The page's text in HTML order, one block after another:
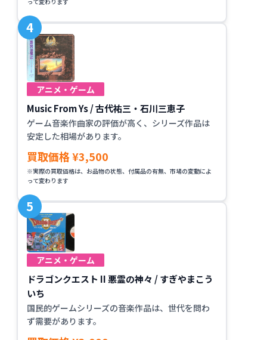
アニメ・ゲーム
Music From Ys / 古代祐三・石川三恵子
ゲーム音楽作曲家の評価が高く、シリーズ作品は
安定した相場があります。
買取価格 ¥3,500
※実際の買取価格は、お品物の状態、付属品の有無、市場の変動によ
って変わります
アニメ・ゲーム
ドラゴンクエスト II 悪霊の神々 / すぎやまこう
いち
国民的ゲームシリーズの音楽作品は、世代を問わ
ず需要があります。